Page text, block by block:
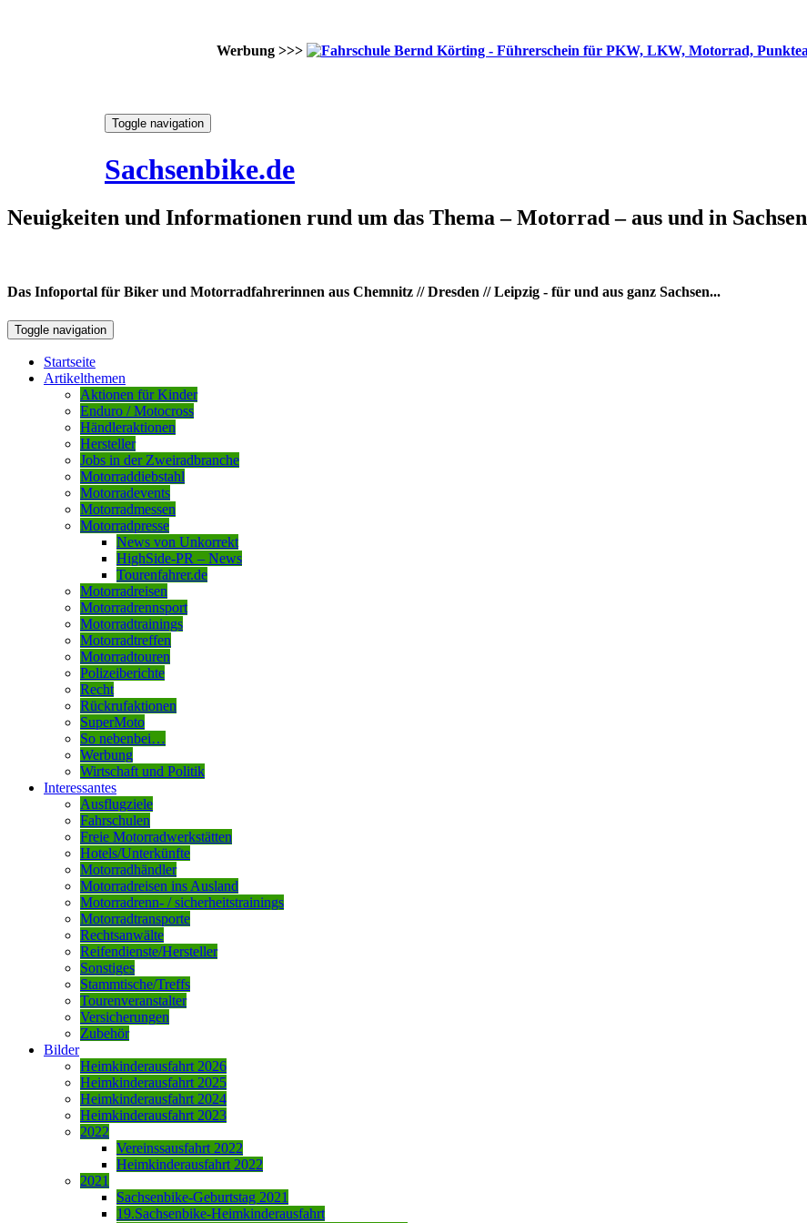
Werbung >>>
Toggle navigation
Sachsenbike.de
Neuigkeiten und Informationen rund um das Thema – Motorrad – aus und in Sachsen
Das Infoportal für Biker und Motorradfahrerinnen aus Chemnitz // Dresden // Leipzig - für und aus ganz Sachsen...
Toggle navigation
Startseite
Artikelthemen
Aktionen für Kinder
Enduro / Motocross
Händleraktionen
Hersteller
Jobs in der Zweiradbranche
Motorraddiebstahl
Motorradevents
Motorradmessen
Motorradpresse
News von Unkorrekt
HighSide-PR – News
Tourenfahrer.de
Motorradreisen
Motorradrennsport
Motorradtrainings
Motorradtreffen
Motorradtouren
Polizeiberichte
Recht
Rückrufaktionen
SuperMoto
So nebenbei…
Werbung
Wirtschaft und Politik
Interessantes
Ausflugziele
Fahrschulen
Freie Motorradwerkstätten
Hotels/Unterkünfte
Motorradhändler
Motorradreisen ins Ausland
Motorradrenn- / sicherheitstrainings
Motorradtransporte
Rechtsanwälte
Reifendienste/Hersteller
Sonstiges
Stammtische/Treffs
Tourenveranstalter
Versicherungen
Zubehör
Bilder
Heimkinderausfahrt 2026
Heimkinderausfahrt 2025
Heimkinderausfahrt 2024
Heimkinderausfahrt 2023
2022
Vereinssausfahrt 2022
Heimkinderausfahrt 2022
2021
Sachsenbike-Geburtstag 2021
19.Sachsenbike-Heimkinderausfahrt